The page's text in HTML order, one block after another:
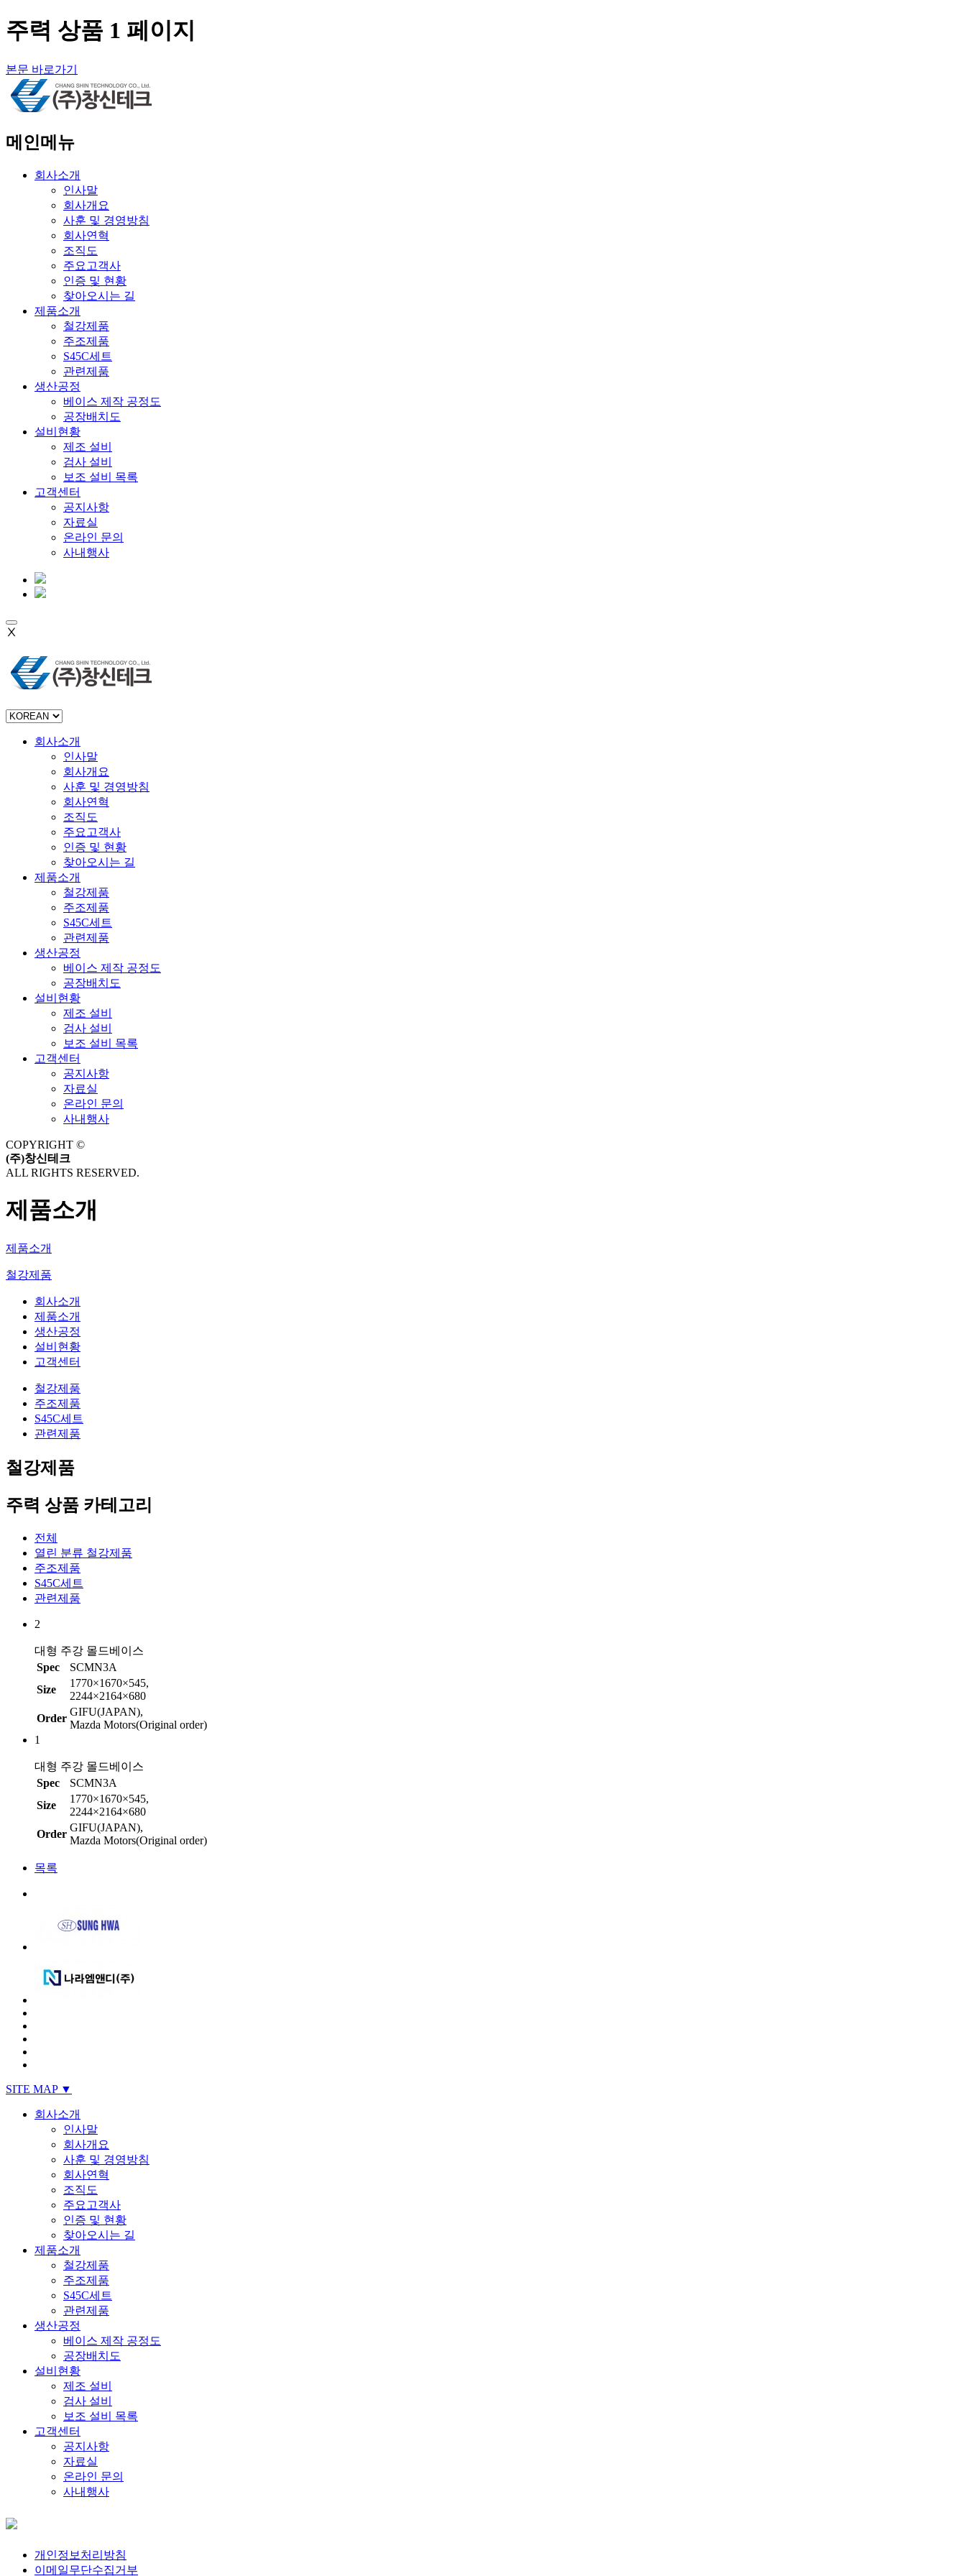
주력 상품 1 페이지
본문 바로가기
메인메뉴
회사소개
인사말
회사개요
사훈 및 경영방침
회사연혁
조직도
주요고객사
인증 및 현황
찾아오시는 길
제품소개
철강제품
주조제품
S45C세트
관련제품
생산공정
베이스 제작 공정도
공장배치도
설비현황
제조 설비
검사 설비
보조 설비 목록
고객센터
공지사항
자료실
온라인 문의
사내행사
Ⅹ
회사소개
인사말
회사개요
사훈 및 경영방침
회사연혁
조직도
주요고객사
인증 및 현황
찾아오시는 길
제품소개
철강제품
주조제품
S45C세트
관련제품
생산공정
베이스 제작 공정도
공장배치도
설비현황
제조 설비
검사 설비
보조 설비 목록
고객센터
공지사항
자료실
온라인 문의
사내행사
COPYRIGHT ©
(주)창신테크
ALL RIGHTS RESERVED.
제품소개
제품소개
철강제품
회사소개
제품소개
생산공정
설비현황
고객센터
철강제품
주조제품
S45C세트
관련제품
철강제품
주력 상품 카테고리
전체
열린 분류 철강제품
주조제품
S45C세트
관련제품
2
대형 주강 몰드베이스
Spec
SCMN3A
Size
1770×1670×545,
2244×2164×680
Order
GIFU(JAPAN),
Mazda Motors(Original order)
1
대형 주강 몰드베이스
Spec
SCMN3A
Size
1770×1670×545,
2244×2164×680
Order
GIFU(JAPAN),
Mazda Motors(Original order)
목록
SITE MAP ▼
회사소개
인사말
회사개요
사훈 및 경영방침
회사연혁
조직도
주요고객사
인증 및 현황
찾아오시는 길
제품소개
철강제품
주조제품
S45C세트
관련제품
생산공정
베이스 제작 공정도
공장배치도
설비현황
제조 설비
검사 설비
보조 설비 목록
고객센터
공지사항
자료실
온라인 문의
사내행사
개인정보처리방침
이메일무단수집거부